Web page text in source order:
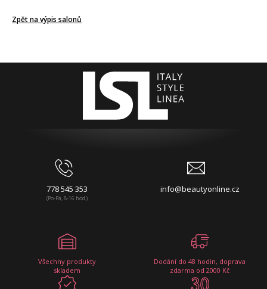
Zpět na výpis salonů
778 545 353
(Po-Pá, 8-16 hod.)
info@beautyonline.cz
Všechny produkty
skladem
Dodání do 48 hodin, doprava
zdarma od 2000 Kč